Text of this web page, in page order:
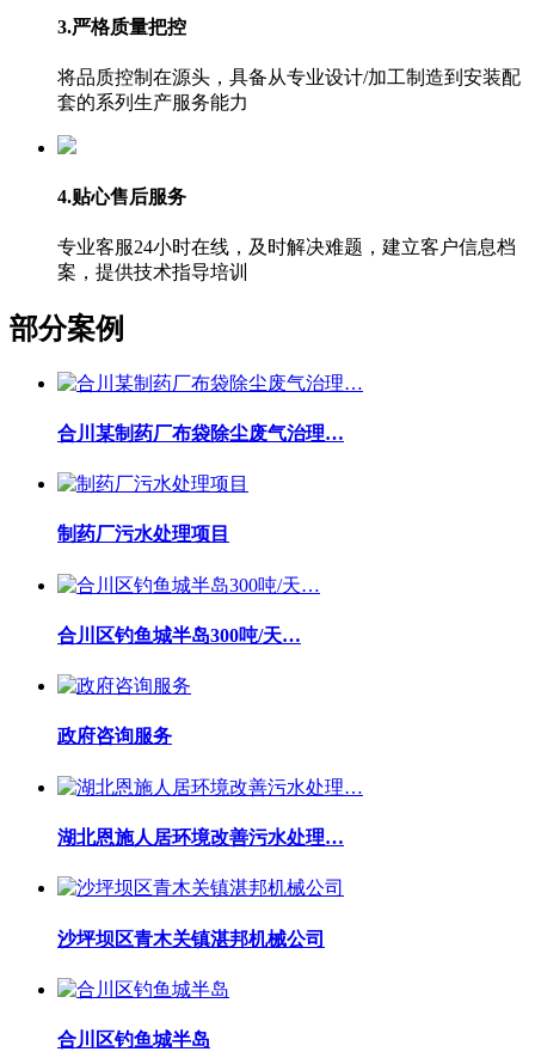
3.严格质量把控
将品质控制在源头，具备从专业设计/加工制造到安装配
套的系列生产服务能力
4.贴心售后服务
专业客服24小时在线，及时解决难题，建立客户信息档
案，提供技术指导培训
部分案例
合川某制药厂布袋除尘废气治理…
制药厂污水处理项目
合川区钓鱼城半岛300吨/天…
政府咨询服务
湖北恩施人居环境改善污水处理…
沙坪坝区青木关镇湛邦机械公司
合川区钓鱼城半岛